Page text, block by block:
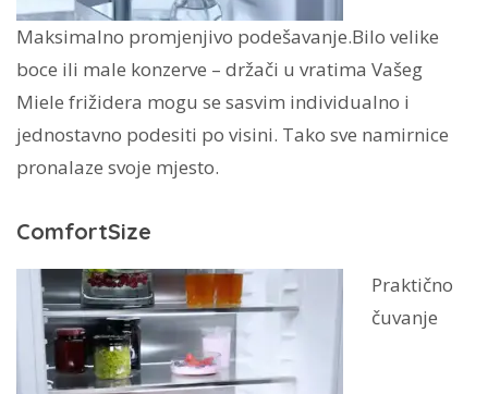
Maksimalno promjenjivo podešavanje.Bilo velike
boce ili male konzerve – držači u vratima Vašeg
Miele frižidera mogu se sasvim individualno i
jednostavno podesiti po visini. Tako sve namirnice
pronalaze svoje mjesto.
ComfortSize
Praktično
čuvanje